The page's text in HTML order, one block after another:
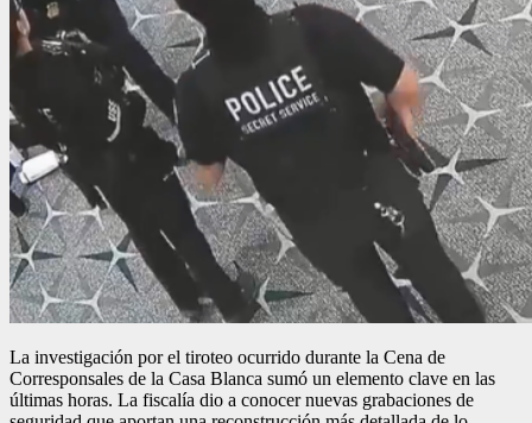
La investigación por el tiroteo ocurrido durante la Cena de
Corresponsales de la Casa Blanca sumó un elemento clave en las
últimas horas. La fiscalía dio a conocer nuevas grabaciones de